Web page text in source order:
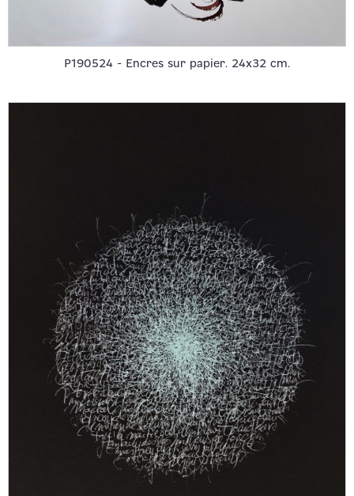
P190524 - Encres sur papier. 24x32 cm.